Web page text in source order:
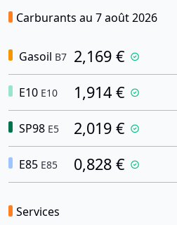
Carburants au 7 août 2026
Gasoil B7 2,169 €
E10 E10 1,914 €
SP98 E5 2,019 €
E85 E85 0,828 €
Services